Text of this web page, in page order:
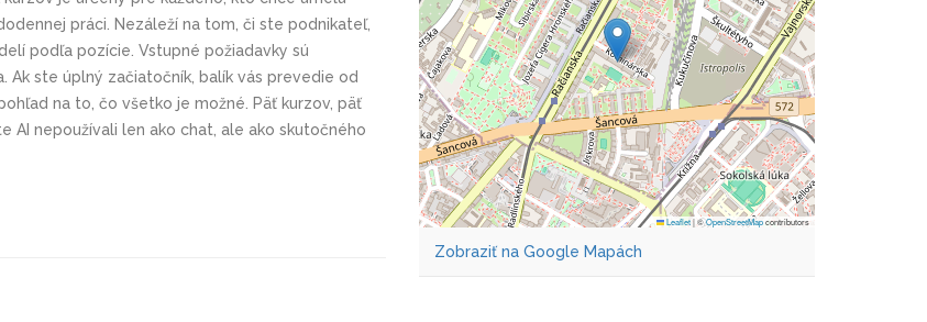
práci. Nezáleží na tom, či ste podnikateľ,
podľa pozície. Vstupné požiadavky sú
Ak ste úplný začiatočník, balík vás prevedie od
na to, čo všetko je možné. Päť kurzov, päť
AI nepoužívali len ako chat, ale ako skutočného
Leaflet|©OpenStreetMapcontributors
Zobraziť na Google Mapách